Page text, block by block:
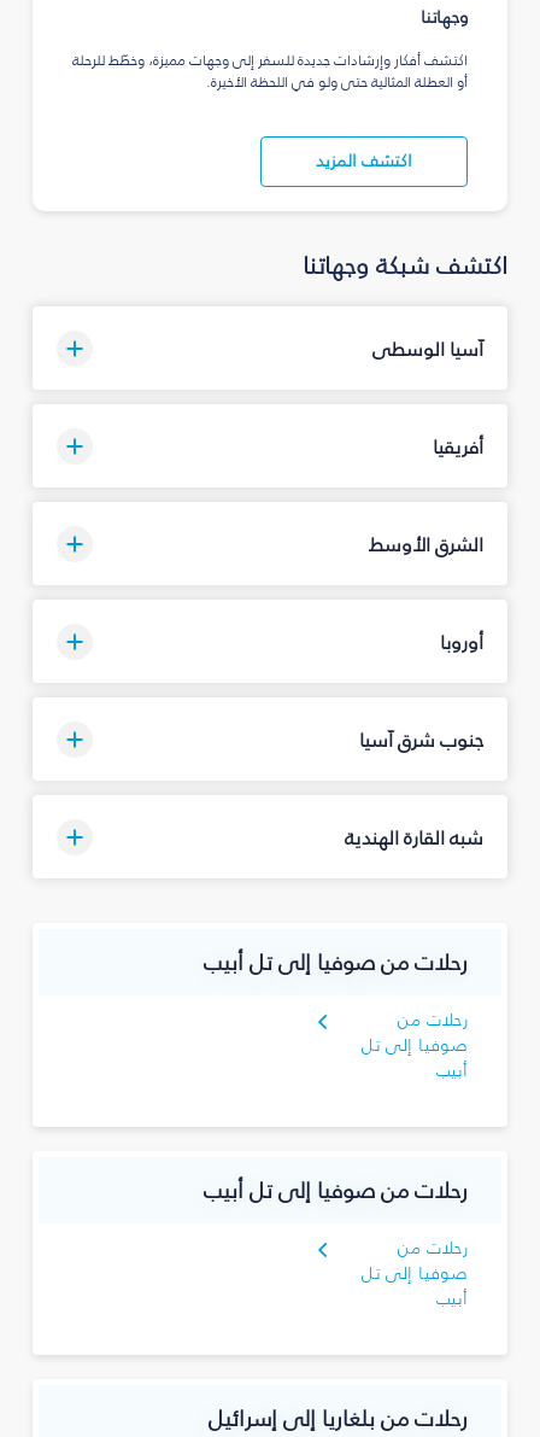
وجهاتنا
اكتشف أفكار وإرشادات جديدة للسفر إلى وجهات مميزة، وخطّط للرحلة
أو العطلة المثالية حتى ولو في اللحظة الأخيرة.
اكتشف المزيد
اكتشف شبكة وجهاتنا
آسيا الوسطى
أفريقيا
الشرق الأوسط
أوروبا
جنوب شرق آسيا
شبه القارة الهندية
رحلات من صوفيا إلى تل أبيب
رحلات من
صوفيا إلى تل
أبيب
رحلات من صوفيا إلى تل أبيب
رحلات من
صوفيا إلى تل
أبيب
رحلات من بلغاريا إلى إسرائيل